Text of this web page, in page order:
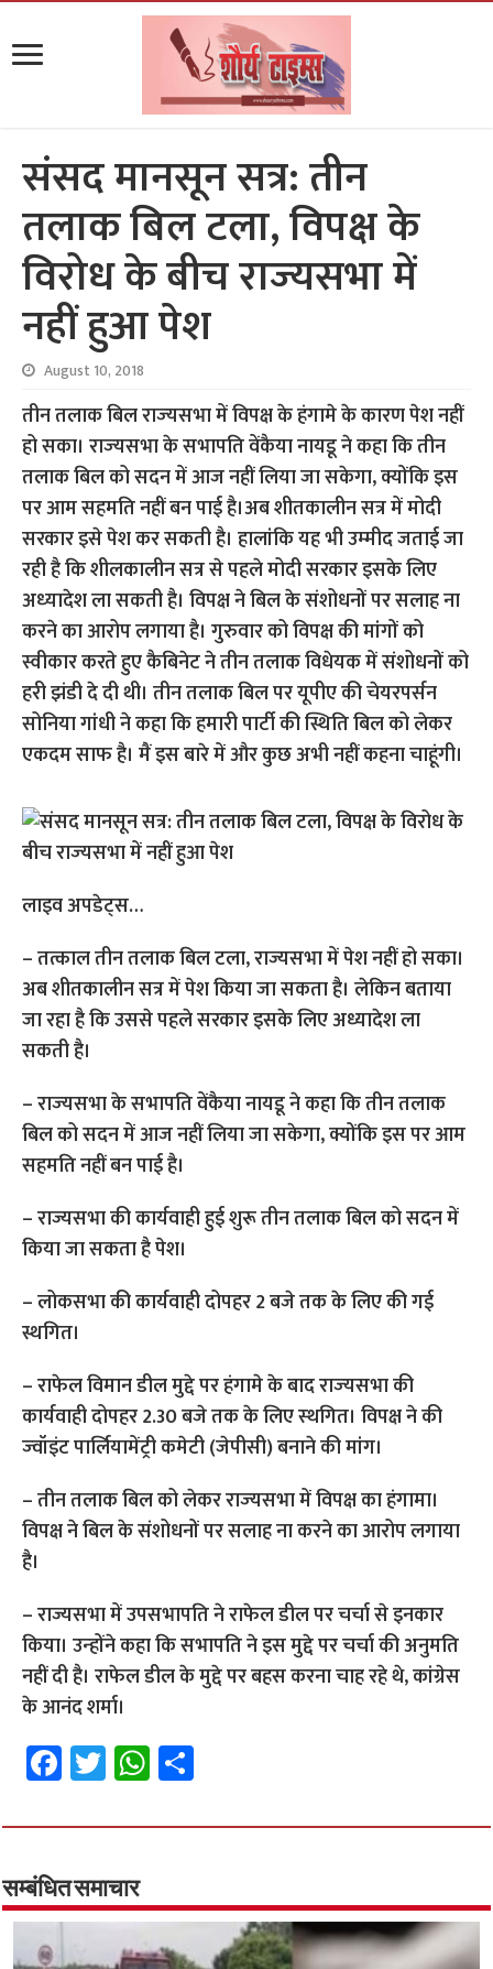
संसद मानसून सत्र: तीन
तलाक बिल टला, विपक्ष के
विरोध के बीच राज्‍यसभा में
नहीं हुआ पेश
August 10, 2018
तीन तलाक बिल राज्‍यसभा में विपक्ष के हंगामे के कारण पेश नहीं
हो सका। राज्‍यसभा के सभापति वेंकैया नायडू ने कहा कि तीन
तलाक बिल को सदन में आज नहीं लिया जा सकेगा, क्योंकि इस
पर आम सहमति नहीं बन पाई है।अब शीतकालीन सत्र में मोदी
सरकार इसे पेश कर सकती है। हालांकि यह भी उम्‍मीद जताई जा
रही है कि शीलकालीन सत्र से पहले मोदी सरकार इसके लिए
अध्‍यादेश ला सकती है। विपक्ष ने बिल के संशोधनों पर सलाह ना
करने का आरोप लगाया है। गुरुवार को विपक्ष की मांगों को
स्वीकार करते हुए कैबिनेट ने तीन तलाक विधेयक में संशोधनों को
हरी झंडी दे दी थी। तीन तलाक बिल पर यूपीए की चेयरपर्सन
सोनिया गांधी ने कहा कि हमारी पार्टी की स्थिति बिल को लेकर
एकदम साफ है। मैं इस बारे में और कुछ अभी नहीं कहना चाहूंगी।
लाइव अपडेट्स…
– तत्काल तीन तलाक बिल टला, राज्यसभा में पेश नहीं हो सका।
अब शीतकालीन सत्र में पेश किया जा सकता है। लेकिन बताया
जा रहा है कि उससे पहले सरकार इसके लिए अध्यादेश ला
सकती है।
– राज्‍यसभा के सभापति वेंकैया नायडू ने कहा कि तीन तलाक
बिल को सदन में आज नहीं लिया जा सकेगा, क्योंकि इस पर आम
सहमति नहीं बन पाई है।
– राज्यसभा की कार्यवाही हुई शुरू तीन तलाक बिल को सदन में
किया जा सकता है पेश।
– लोकसभा की कार्यवाही दोपहर 2 बजे तक के लिए की गई
स्थगित।
– राफेल विमान डील मुद्दे पर हंगामे के बाद राज्‍यसभा की
कार्यवाही दोपहर 2.30 बजे तक के लिए स्‍थगित। विपक्ष ने की
ज्‍वॉइंट पार्लियामेंट्री कमेटी (जेपीसी) बनाने की मांग।
– तीन तलाक बिल को लेकर राज्‍यसभा में विपक्ष का हंगामा।
विपक्ष ने बिल के संशोधनों पर सलाह ना करने का आरोप लगाया
है।
– राज्यसभा में उपसभापति ने राफेल डील पर चर्चा से इनकार
किया। उन्‍होंने कहा कि सभापति ने इस मुद्दे पर चर्चा की अनुमति
नहीं दी है। राफेल डील के मुद्दे पर बहस करना चाह रहे थे, कांग्रेस
के आनंद शर्मा।
Fa
ce
b
o
o
k
T
wi
tt
er
W
h
at
p
p
ar
सम्बंधित समाचार